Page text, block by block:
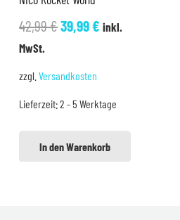
42,99€Ursprünglicher
39,99€Aktueller
inkl.
MwSt.
zzgl. Versandkosten
Lieferzeit:2 - 5 Werktage
In den Warenkorb